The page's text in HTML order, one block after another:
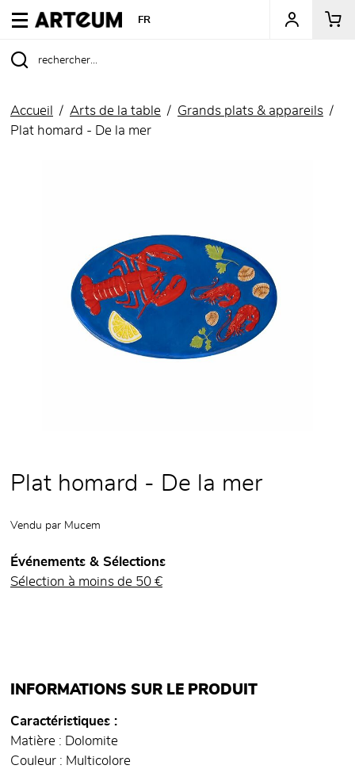
ARTEUM, la référence des boutiques de musées
FR
Accueil Arts de la table
Grands plats & appareils
Plat homard - De la mer
Plat homard - De la mer
Vendu par Mucem
Événements & Sélections
Sélection à moins de 50 €
INFORMATIONS SUR LE PRODUIT
Caractéristiques
Matière : Dolomite
Couleur : Multicolore